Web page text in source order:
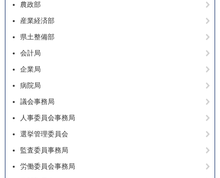
農政部
産業経済部
県土整備部
会計局
企業局
病院局
議会事務局
人事委員会事務局
選挙管理委員会
監査委員事務局
労働委員会事務局